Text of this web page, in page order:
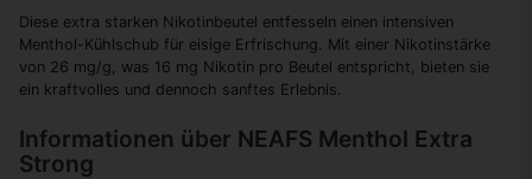
Diese extra starken Nikotinbeutel entfesseln einen intensiven
Menthol-Kühlschub für eisige Erfrischung. Mit einer Nikotinstärke
von 26 mg/g, was 16 mg Nikotin pro Beutel entspricht, bieten sie
ein kraftvolles und dennoch sanftes Erlebnis.
Informationen über NEAFS Menthol Extra
Strong